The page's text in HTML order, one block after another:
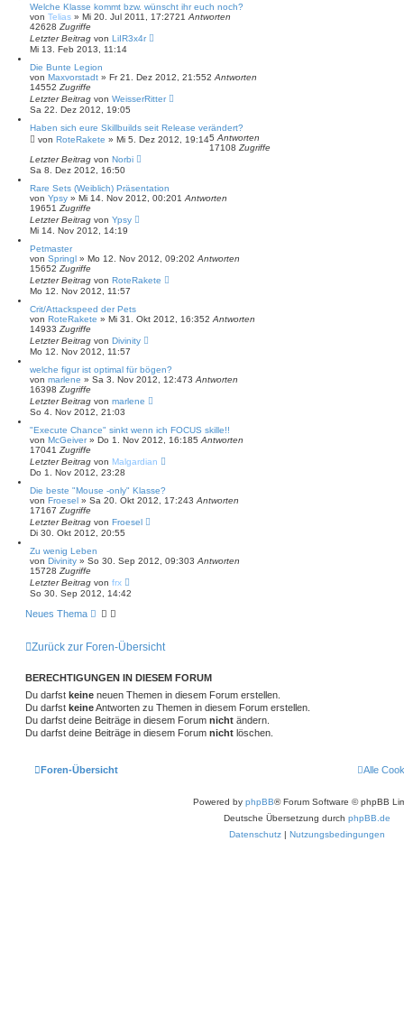
Welche Klasse kommt bzw. wünscht ihr euch noch?
von Telias » Mi 20. Jul 2011, 17:2721 Antworten
42628 Zugriffe
Letzter Beitrag von LiIR3x4r
Mi 13. Feb 2013, 11:14
Die Bunte Legion
von Maxvorstadt » Fr 21. Dez 2012, 21:552 Antworten
14552 Zugriffe
Letzter Beitrag von WeisserRitter
Sa 22. Dez 2012, 19:05
Haben sich eure Skillbuilds seit Release verändert?
von RoteRakete » Mi 5. Dez 2012, 19:145 Antworten
17108 Zugriffe
Letzter Beitrag von Norbi
Sa 8. Dez 2012, 16:50
Rare Sets (Weiblich) Präsentation
von Ypsy » Mi 14. Nov 2012, 00:201 Antworten
19651 Zugriffe
Letzter Beitrag von Ypsy
Mi 14. Nov 2012, 14:19
Petmaster
von Springl » Mo 12. Nov 2012, 09:202 Antworten
15652 Zugriffe
Letzter Beitrag von RoteRakete
Mo 12. Nov 2012, 11:57
Crit/Attackspeed der Pets
von RoteRakete » Mi 31. Okt 2012, 16:352 Antworten
14933 Zugriffe
Letzter Beitrag von Divinity
Mo 12. Nov 2012, 11:57
welche figur ist optimal für bögen?
von marlene » Sa 3. Nov 2012, 12:473 Antworten
16398 Zugriffe
Letzter Beitrag von marlene
So 4. Nov 2012, 21:03
"Execute Chance" sinkt wenn ich FOCUS skille!!
von McGeiver» Do 1. Nov 2012, 16:185 Antworten
17041 Zugriffe
Letzter Beitrag von Malgardian
Do 1. Nov 2012, 23:28
Die beste "Mouse -only" Klasse?
von Froesel » Sa 20. Okt 2012, 17:243 Antworten
17167 Zugriffe
Letzter Beitrag von Froesel
Di 30. Okt 2012, 20:55
Zu wenig Leben
von Divinity » So 30. Sep 2012, 09:303 Antworten
15728 Zugriffe
Letzter Beitrag von frx
So 30. Sep 2012, 14:42
Neues Thema
Zurück zur Foren-Übersicht
BERECHTIGUNGEN IN DIESEM FORUM
Du darfst keine neuen Themen in diesem Forum erstellen.
Du darfst keineAntworten zu Themen in diesem Forum erstellen.
Du darfst deine Beiträge in diesem Forum nicht ändern.
Du darfst deine Beiträge in diesem Forum nicht löschen.
Foren-Übersicht Alle
Powered by phpBB® Forum Software © phpBB
Deutsche Übersetzung durch phpBB.de
Datenschutz | Nutzungsbedingungen